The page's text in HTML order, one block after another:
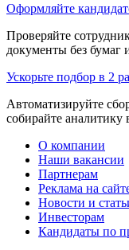
Оформляйте
Проверяйте
документы без бумаг
Ускорьте подбор в 2
Автоматизируйте
собирайте аналитику
О компании
Наши вакансии
Партнерам
Реклама на
Новости и
Инвесторам
Кандидаты по